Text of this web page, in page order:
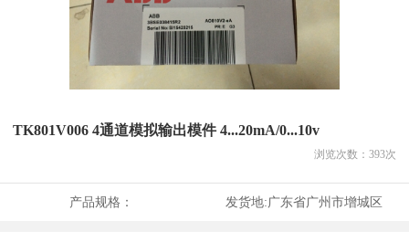
TK801V006 4通道模拟输出模件 4...20mA/0...10v
浏览次数： 393次
产品规格： 发货地:广东省广州市增城区